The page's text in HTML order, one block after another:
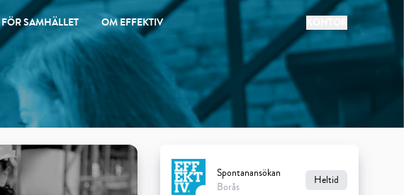
FÖR SAMHÄLLET OM EFFEKTIV
Spontanansökan
Borås
Heltid